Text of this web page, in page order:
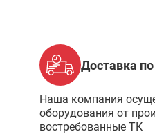
Доставка
Наша компания
оборудования от
востребованные ТК